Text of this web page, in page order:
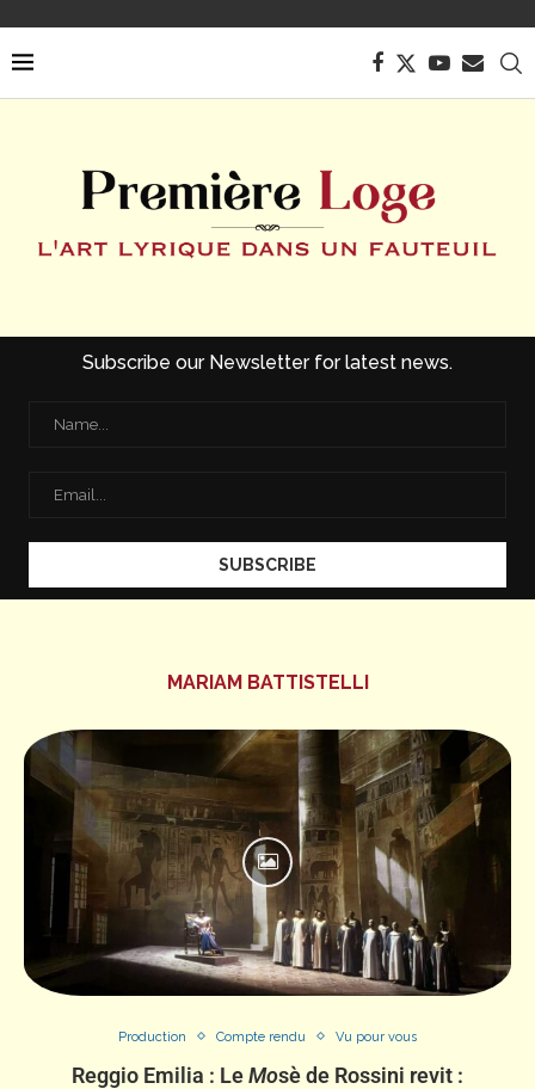
Subscribe our Newsletter for latest news.
MARIAM BATTISTELLI
Production Compte rendu Vu pour vous
Reggio Emilia : LeMosè de Rossini revit :